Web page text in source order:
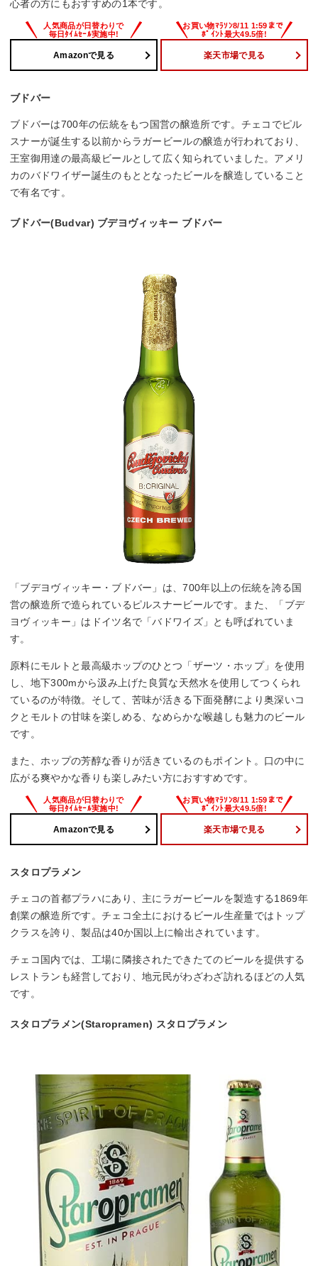
心者の方にもおすすめの1本です。
Amazonで見る 楽天市場で見る
ブドバー
ブドバーは700年の伝統をもつ国営の醸造所です。チェコでピル
スナーが誕生する以前からラガービールの醸造が行われており、
王室御用達の最高級ビールとして広く知られていました。アメリ
カのバドワイザー誕生のもととなったビールを醸造していること
で有名です。
ブドバー(Budvar) ブデヨヴィッキー ブドバー
「ブデヨヴィッキー・ブドバー」は、700年以上の伝統を誇る国
営の醸造所で造られているピルスナービールです。また、「ブデ
ヨヴィッキー」はドイツ名で「バドワイズ」とも呼ばれていま
す。
原料にモルトと最高級ホップのひとつ「ザーツ・ホップ」を使用
し、地下300mから汲み上げた良質な天然水を使用してつくられ
ているのが特徴。そして、苦味が活きる下面発酵により奥深いコ
クとモルトの甘味を楽しめる、なめらかな喉越しも魅力のビール
です。
また、ホップの芳醇な香りが活きているのもポイント。口の中に
広がる爽やかな香りも楽しみたい方におすすめです。
Amazonで見る 楽天市場で見る
スタロプラメン
チェコの首都プラハにあり、主にラガービールを製造する1869年
創業の醸造所です。チェコ全土におけるビール生産量ではトップ
クラスを誇り、製品は40か国以上に輸出されています。
チェコ国内では、工場に隣接されたできたてのビールを提供する
レストランも経営しており、地元民がわざわざ訪れるほどの人気
です。
スタロプラメン(Staropramen) スタロプラメン